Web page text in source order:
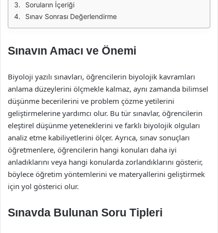
Soruların İçeriği
Sınav Sonrası Değerlendirme
Sınavın Amacı ve Önemi
Biyoloji yazılı sınavları, öğrencilerin biyolojik kavramları
anlama düzeylerini ölçmekle kalmaz, aynı zamanda bilimsel
düşünme becerilerini ve problem çözme yetilerini
geliştirmelerine yardımcı olur. Bu tür sınavlar, öğrencilerin
eleştirel düşünme yeteneklerini ve farklı biyolojik olguları
analiz etme kabiliyetlerini ölçer. Ayrıca, sınav sonuçları
öğretmenlere, öğrencilerin hangi konuları daha iyi
anladıklarını veya hangi konularda zorlandıklarını gösterir,
böylece öğretim yöntemlerini ve materyallerini geliştirmek
için yol gösterici olur.
Sınavda Bulunan Soru Tipleri